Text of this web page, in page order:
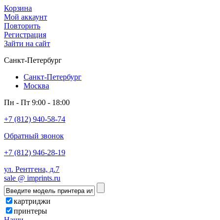
Корзина
Мой аккаунт
Повторить
Регистрация
Зайти на сайт
Санкт-Петербург
Санкт-Петербург
Москва
Пн - Пт 9:00 - 18:00
+7 (812) 940-58-74
Обратный звонок
+7 (812) 946-28-19
ул. Рентгена, д.7
sale @ imprints.ru
картриджи
принтеры